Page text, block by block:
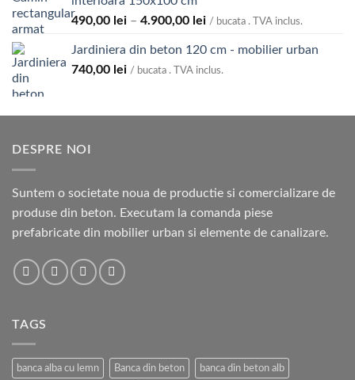
490,00 lei – 4.900,00 leiInterval
prețuri:
490,00 lei
4.900,00 lei
/ bucata . TVA inclus.
Jardiniera din beton 120 cm - mobilier urban
740,00 lei / bucata . TVA inclus.
DESPRE NOI
Suntem o societate noua de productie si comercializare de
produse din beton. Executam la comanda piese
prefabricate din mobilier urban si elemente de canalizare.
TAGS
banca alba cu lemn Banca din beton banca din beton alb